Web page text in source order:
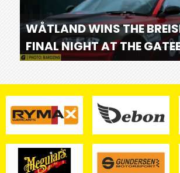
WÅTLAND WINS THE
FINAL NIGHT AT THE